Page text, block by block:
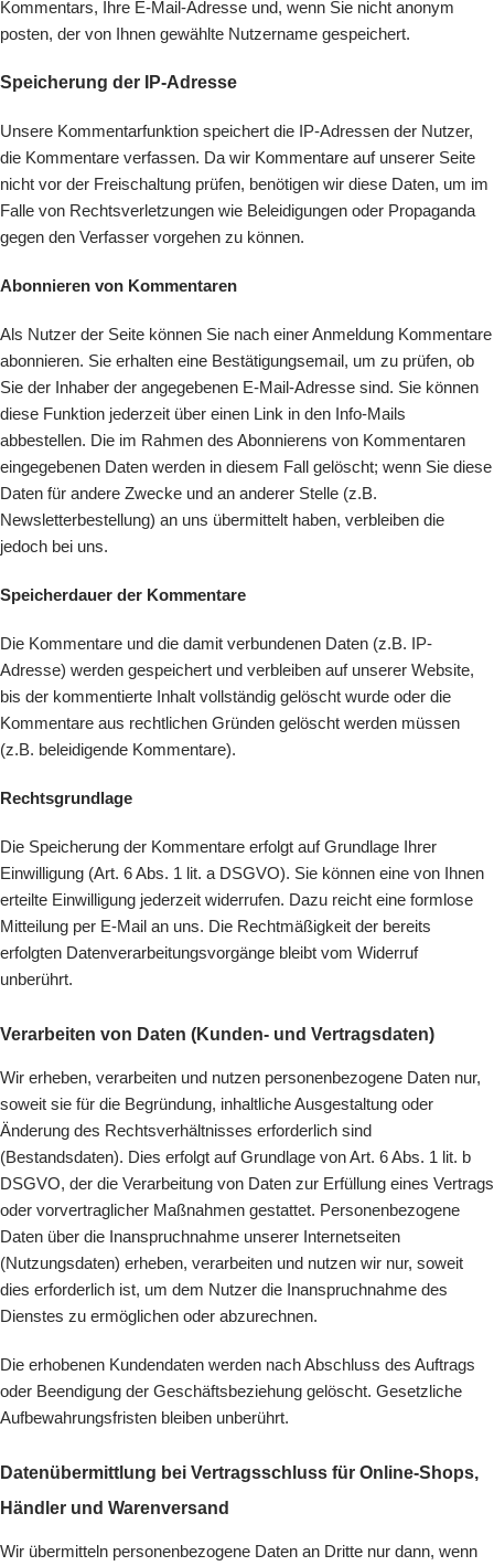
Kommentars, Ihre E-Mail-Adresse und, wenn Sie nicht anonym
posten, der von Ihnen gewählte Nutzername gespeichert.
Speicherung der IP-Adresse
Unsere Kommentarfunktion speichert die IP-Adressen der Nutzer,
die Kommentare verfassen. Da wir Kommentare auf unserer Seite
nicht vor der Freischaltung prüfen, benötigen wir diese Daten, um im
Falle von Rechtsverletzungen wie Beleidigungen oder Propaganda
gegen den Verfasser vorgehen zu können.
Abonnieren von Kommentaren
Als Nutzer der Seite können Sie nach einer Anmeldung Kommentare
abonnieren. Sie erhalten eine Bestätigungsemail, um zu prüfen, ob
Sie der Inhaber der angegebenen E-Mail-Adresse sind. Sie können
diese Funktion jederzeit über einen Link in den Info-Mails
abbestellen. Die im Rahmen des Abonnierens von Kommentaren
eingegebenen Daten werden in diesem Fall gelöscht; wenn Sie diese
Daten für andere Zwecke und an anderer Stelle (z.B.
Newsletterbestellung) an uns übermittelt haben, verbleiben die
jedoch bei uns.
Speicherdauer der Kommentare
Die Kommentare und die damit verbundenen Daten (z.B. IP-
Adresse) werden gespeichert und verbleiben auf unserer Website,
bis der kommentierte Inhalt vollständig gelöscht wurde oder die
Kommentare aus rechtlichen Gründen gelöscht werden müssen
(z.B. beleidigende Kommentare).
Rechtsgrundlage
Die Speicherung der Kommentare erfolgt auf Grundlage Ihrer
Einwilligung (Art. 6 Abs. 1 lit. a DSGVO). Sie können eine von Ihnen
erteilte Einwilligung jederzeit widerrufen. Dazu reicht eine formlose
Mitteilung per E-Mail an uns. Die Rechtmäßigkeit der bereits
erfolgten Datenverarbeitungsvorgänge bleibt vom Widerruf
unberührt.
Verarbeiten von Daten (Kunden- und Vertragsdaten)
Wir erheben, verarbeiten und nutzen personenbezogene Daten nur,
soweit sie für die Begründung, inhaltliche Ausgestaltung oder
Änderung des Rechtsverhältnisses erforderlich sind
(Bestandsdaten). Dies erfolgt auf Grundlage von Art. 6 Abs. 1 lit. b
DSGVO, der die Verarbeitung von Daten zur Erfüllung eines Vertrags
oder vorvertraglicher Maßnahmen gestattet. Personenbezogene
Daten über die Inanspruchnahme unserer Internetseiten
(Nutzungsdaten) erheben, verarbeiten und nutzen wir nur, soweit
dies erforderlich ist, um dem Nutzer die Inanspruchnahme des
Dienstes zu ermöglichen oder abzurechnen.
Die erhobenen Kundendaten werden nach Abschluss des Auftrags
oder Beendigung der Geschäftsbeziehung gelöscht. Gesetzliche
Aufbewahrungsfristen bleiben unberührt.
Datenübermittlung bei Vertragsschluss für Online-Shops,
Händler und Warenversand
Wir übermitteln personenbezogene Daten an Dritte nur dann, wenn